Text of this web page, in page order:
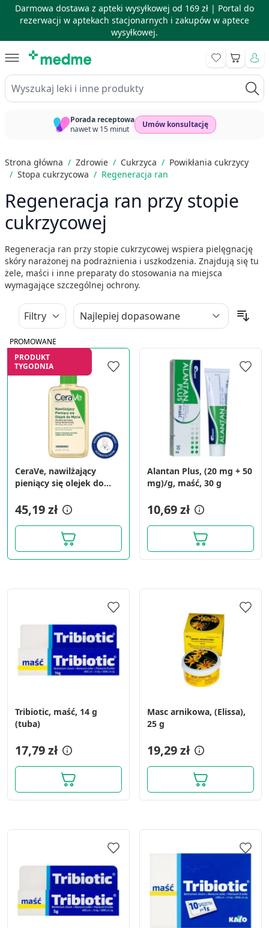
Darmowa dostawa z apteki wysyłkowej od 169 zł | Portal do
rezerwacji w aptekach stacjonarnych i zakupów w aptece
wysyłkowej.
Wyszukaj leki i inne produkty
Koszyk
Porada receptowa
nawet w 15 minut
Umów konsultację
Strona główna / Zdrowie / Cukrzyca / Powikłania cukrzycy
/ Stopa cukrzycowa / Regeneracja ran
Regeneracja ran przy stopie
cukrzycowej
Regeneracja ran przy stopie cukrzycowej wspiera pielęgnację
skóry narażonej na podrażnienia i uszkodzenia. Znajdują się tu
żele, maści i inne preparaty do stosowania na miejsca
wymagające szczególnej ochrony.
Filtry
PROMOWANE
PRODUKT
TYGODNIA
CeraVe, nawilżający
pieniący się olejek do
45,19 zł
Alantan Plus, (20 mg + 50
mg)/g, maść, 30 g
10,69 zł
Tribiotic, maść, 14 g
(tuba)
17,79 zł
Masc arnikowa, (Elissa),
25 g
19,29 zł